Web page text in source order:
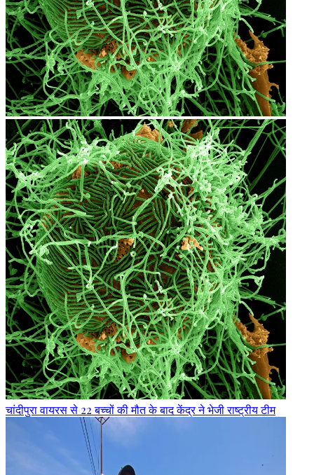
चांदीपुरा वायरस से 22 बच्चों की मौत के बाद केंद्र ने भेजी राष्ट्रीय टीम